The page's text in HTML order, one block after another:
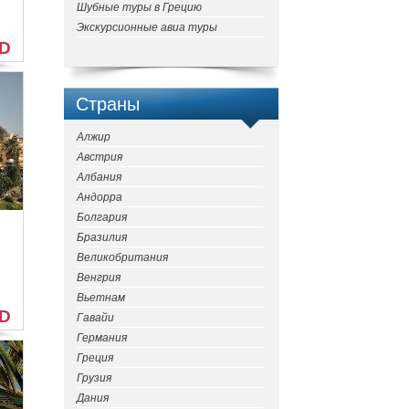
Шубные туры в Грецию
Экскурсионные авиа туры
Страны
Алжир
Австрия
Албания
Андорра
Болгария
Бразилия
Великобритания
Венгрия
Вьетнам
Гавайи
Германия
Греция
Грузия
Дания